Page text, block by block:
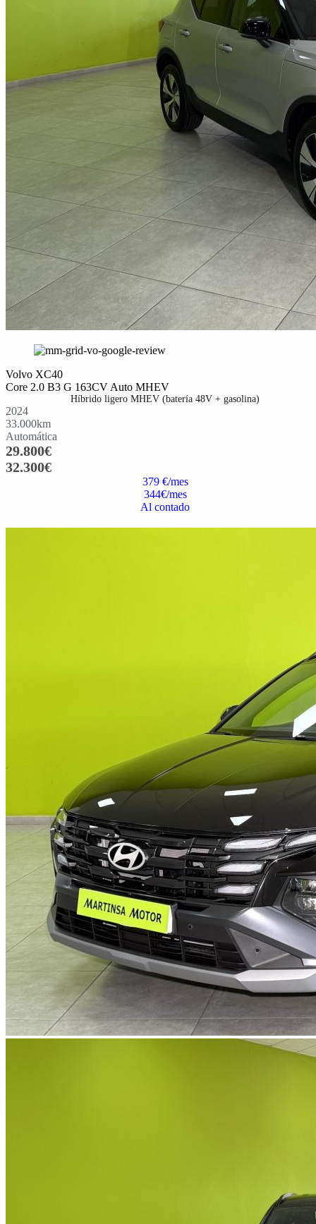
Volvo XC40
Core 2.0 B3 G 163CV Auto MHEV
Híbrido ligero MHEV (batería 48V + gasolina)
2024
33.000km
Automática
29.800€
32.300€
379 €/mes
344€/mes
Al contado